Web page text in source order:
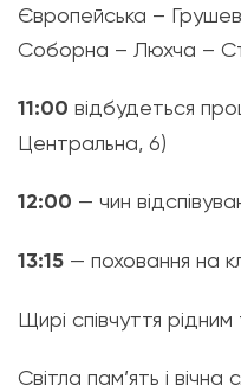
Європейська –
Соборна – Люхча –
11:00 відбудеться
Центральна, 6)
12:00 — чин
13:15 — поховання на
Щирі співчуття
Світла пам’ять і